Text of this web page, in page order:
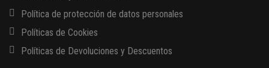
Política de protección de datos personales
Políticas de Cookies
Políticas de Devoluciones y Descuentos
13 AGOSTO, 2026